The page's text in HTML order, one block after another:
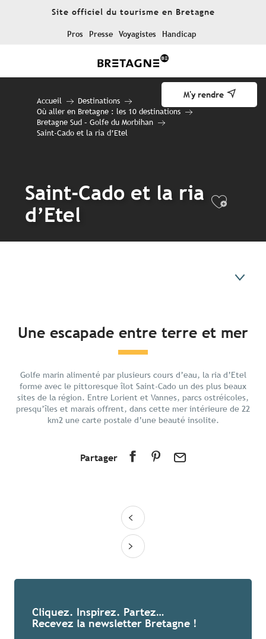
Site officiel du tourisme en Bretagne
Pros Presse Voyagistes Handicap
M'y rendre
Accueil
Destinations
Où aller en Bretagne : les 10 destinations
Bretagne Sud – Golfe du Morbihan
Saint-Cado et la ria d’Etel
Saint-Cado et la ria
d’Etel
Préparer votre séjour
Aux alentours
Une escapade entre terre et mer
Golfe marin alimenté par plusieurs cours d’eau, la ria d’Etel
forme avec le pittoresque îlot Saint-Cado un des plus beaux
sites de la région. Entre Lorient et Vannes, parcs ostréicoles,
presqu’îles et marais offrent, dans cette mer intérieure de 22
km2 une carte postale d’une beauté insolite.
Partager
Cliquez. Inspirez. Partez…
Recevez la newsletter Bretagne !